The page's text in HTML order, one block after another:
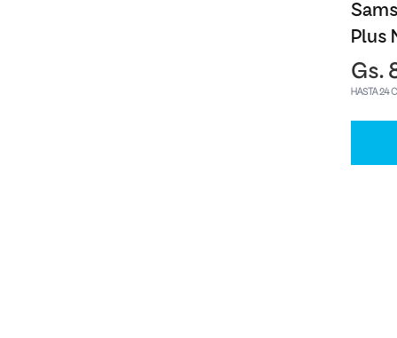
Plus
Gs.
HASTA 24